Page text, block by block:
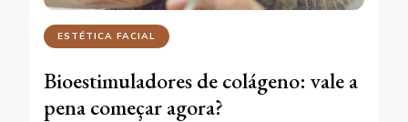
ESTÉTICA FACIAL
Bioestimuladores de colágeno: vale a
pena começar agora?